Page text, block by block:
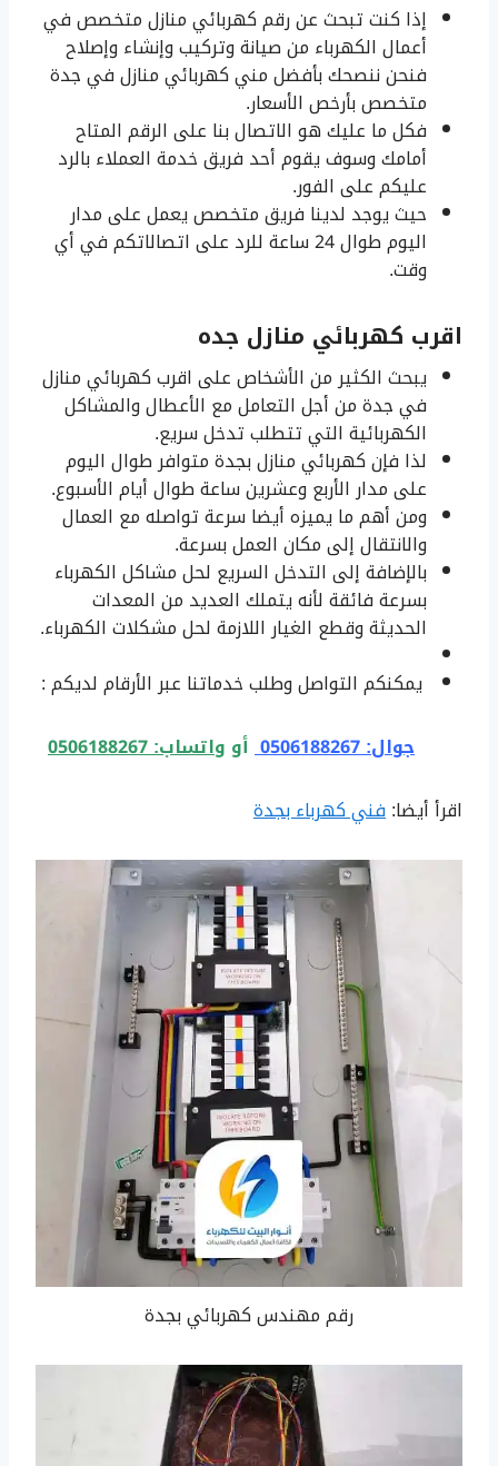
إذا كنت تبحث عن رقم كهربائي منازل متخصص في
أعمال الكهرباء من صيانة وتركيب وإنشاء وإصلاح
فنحن ننصحك بأفضل مني كهربائي منازل في جدة
متخصص بأرخص الأسعار.
فكل ما عليك هو الاتصال بنا على الرقم المتاح
أمامك وسوف يقوم أحد فريق خدمة العملاء بالرد
عليكم على الفور.
حيث يوجد لدينا فريق متخصص يعمل على مدار
اليوم طوال 24 ساعة للرد على اتصالاتكم في أي
وقت.
اقرب كهربائي منازل جده
يبحث الكثير من الأشخاص على اقرب كهربائي منازل
في جدة من أجل التعامل مع الأعطال والمشاكل
الكهربائية التي تتطلب تدخل سريع.
لذا فإن كهربائي منازل بجدة متوافر طوال اليوم
على مدار الأربع وعشرين ساعة طوال أيام الأسبوع.
ومن أهم ما يميزه أيضا سرعة تواصله مع العمال
والانتقال إلى مكان العمل بسرعة.
بالإضافة إلى التدخل السريع لحل مشاكل الكهرباء
بسرعة فائقة لأنه يتملك العديد من المعدات
الحديثة وقطع الغيار اللازمة لحل مشكلات الكهرباء.
يمكنكم التواصل وطلب خدماتنا عبر الأرقام لديكم :
جوال: 0506188267
أو واتساب: 0506188267
اقرأ أيضا:فني كهرباء بجدة
رقم مهندس كهربائي بجدة